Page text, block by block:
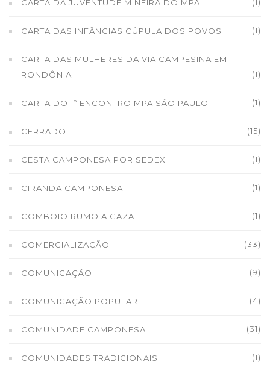
CARTA DA JUVENTUDE MINEIRA DO MPA
CARTA DAS INFÂNCIAS CÚPULA DOS POVOS (1)
CARTA DAS MULHERES DA VIA CAMPESINA EM
RONDÔNIA
(1)
CARTA DO 1º ENCONTRO MPA SÃO PAULO (1)
CERRADO (15)
CESTA CAMPONESA POR SEDEX (1)
CIRANDA CAMPONESA (1)
COMBOIO RUMO A GAZA (1)
COMERCIALIZAÇÃO (33)
COMUNICAÇÃO (9)
COMUNICAÇÃO POPULAR (4)
COMUNIDADE CAMPONESA (31)
COMUNIDADES TRADICIONAIS (1)